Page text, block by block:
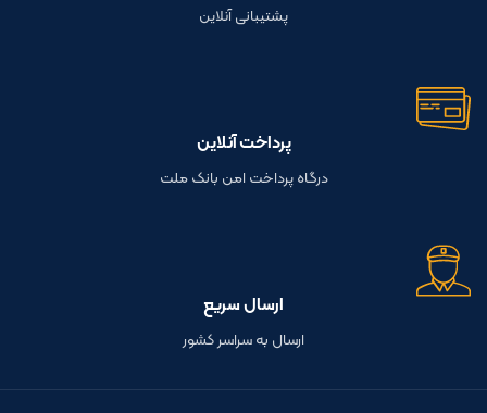
پشتیبانی آنلاین
پرداخت آنلاین
درگاه پرداخت امن بانک ملت
ارسال سریع
ارسال به سراسر کشور